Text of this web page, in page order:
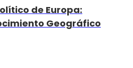
de Europa:
Geográfico